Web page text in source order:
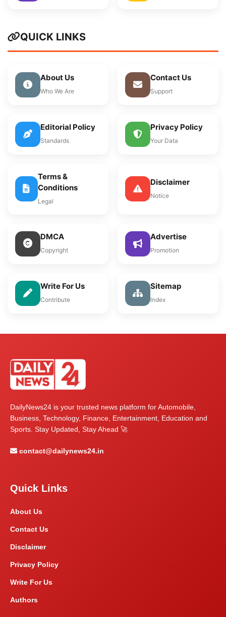
QUICK LINKS
About Us
Who We Are
Contact Us
Support
Editorial Policy
Standards
Privacy Policy
Your Data
Terms &
Conditions
Legal
Disclaimer
Notice
DMCA
Copyright
Advertise
Promotion
Write For Us
Contribute
Sitemap
Index
DailyNews24 is your trusted news platform for Automobile,
Business, Technology, Finance, Entertainment, Education and
Sports. Stay Updated, Stay Ahead 🚀
contact@dailynews24.in
Quick Links
About Us
Contact Us
Disclaimer
Privacy Policy
Write For Us
Authors